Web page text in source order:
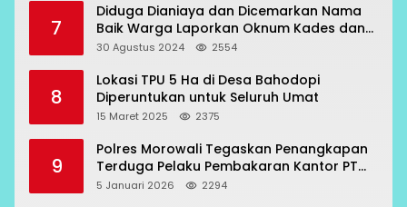
7
Diduga Dianiaya dan Dicemarkan Nama
Baik Warga Laporkan Oknum Kades dan
Oknum Polisi
30 Agustus 2024 2554
8
Lokasi TPU 5 Ha di Desa Bahodopi
Diperuntukan untuk Seluruh Umat
15 Maret 2025 2375
9
Polres Morowali Tegaskan Penangkapan
Terduga Pelaku Pembakaran Kantor PT
RCP Sesuai Prosedur
5 Januari 2026 2294